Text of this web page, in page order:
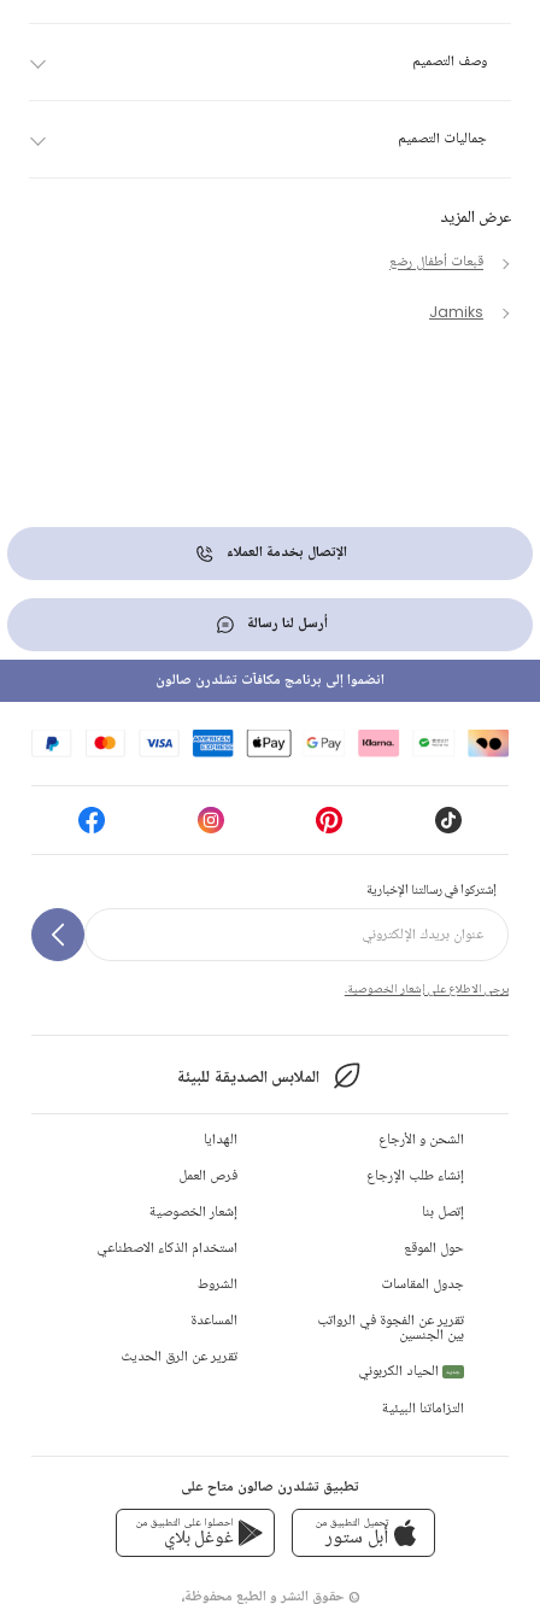
عرض المزيد
قبعات أطفال رضع
Jamiks
وصف التصميم
جماليات التصميم
الإتصال بخدمة العملاء
أرسل لنا رسالة
إشتركوا في رسالتنا الإخبارية
يرجى الاطلاع على إشعار الخصوصية.
الملابس الصديقة للبيئة
انضموا إلى برنامج مكافآت تشلدرن صالون
الشحن و الأرجاع
إنشاء طلب الإرجاع
إتصل بنا
حول الموقع
جدول المقاسات
تقرير عن الفجوة في الرواتب
بين الجنسين
جديد
الحياد الكربوني
التزاماتنا البيئية
الهدايا
فرص العمل
إشعار الخصوصية
استخدام الذكاء الاصطناعي
الشروط
المساعدة
تقرير عن الرق الحديث
تطبيق تشلدرن صالون متاح على
تحميل التطبيق من
أبل ستور
احصلوا على التطبيق من
غوغل بلاي
© حقوق النشر و الطبع محفوظة،